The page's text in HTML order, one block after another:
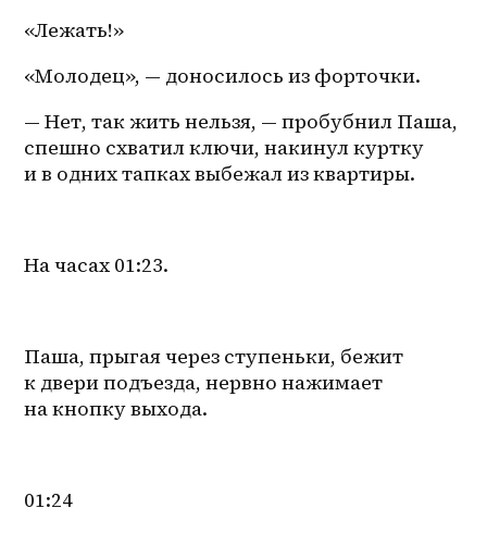
«Лежать!»
«Молодец», — доносилось из форточки.
— Нет, так жить нельзя, — пробубнил Паша,
спешно схватил ключи, накинул куртку
и в одних тапках выбежал из квартиры.
На часах 01:23.
Паша, прыгая через ступеньки, бежит
к двери подъезда, нервно нажимает
на кнопку выхода.
01:24